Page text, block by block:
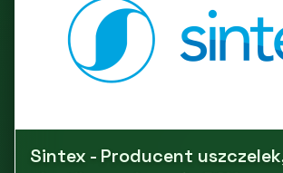
Sintex - Producent